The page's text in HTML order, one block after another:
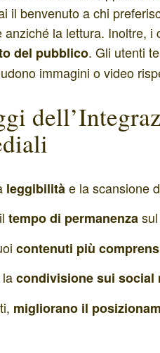
il benvenuto a chi
anziché la lettura. Inoltre,
del pubblico. Gli utenti
immagini o video
leggibilitàe la scansione
tempo di permanenza
contenuti più
condivisione sui social
migliorano il